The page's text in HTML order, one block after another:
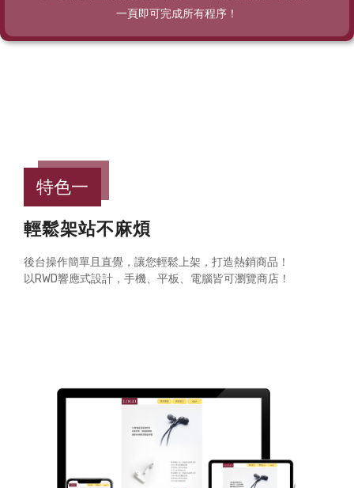
一頁即可完成所有程序！
特色一
輕鬆架站不麻煩
後台操作簡單且直覺，讓您輕鬆上架，打造熱銷商品！
以RWD響應式設計，手機、平板、電腦皆可瀏覽商店！